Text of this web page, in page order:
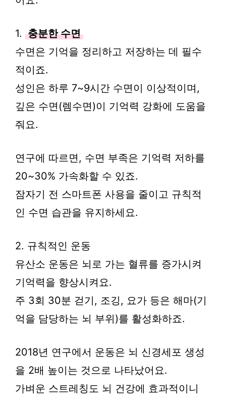
1. 충분한 수면
수면은 기억을 정리하고 저장하는 데 필수
적이죠.
성인은 하루 7~9시간 수면이 이상적이며,
깊은 수면(렘수면)이 기억력 강화에 도움을
줘요.
연구에 따르면, 수면 부족은 기억력 저하를
20~30% 가속화할 수 있죠.
잠자기 전 스마트폰 사용을 줄이고 규칙적
인 수면 습관을 유지하세요.
2. 규칙적인 운동
유산소 운동은 뇌로 가는 혈류를 증가시켜
기억력을 향상시켜요.
주 3회 30분 걷기, 조깅, 요가 등은 해마(기
억을 담당하는 뇌 부위)를 활성화하죠.
2018년 연구에서 운동은 뇌 신경세포 생성
을 2배 높이는 것으로 나타났어요.
가벼운 스트레칭도 뇌 건강에 효과적이니